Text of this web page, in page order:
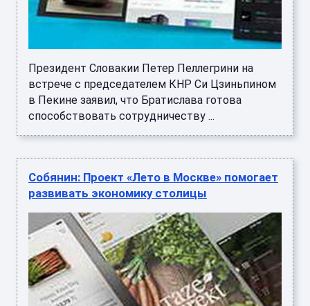
Президент Словакии Петер Пеллегрини на
встрече с председателем КНР Си Цзиньпином
в Пекине заявил, что Братислава готова
способствовать сотрудничеству ...
Собянин: Проект «Лето в Москве» помогает
развивать экономику столицы